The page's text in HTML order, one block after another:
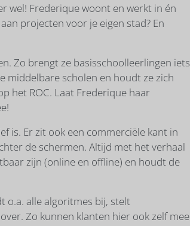
wel! Frederique woont en werkt in én
projecten voor je eigen stad? En
Zo brengt ze basisschoolleerlingen iets
middelbare scholen en houdt ze zich
het ROC. Laat Frederique haar
is. Er zit ook een commerciële kant in
de schermen. Altijd met het verhaal
zijn (online en offline) en houdt de
o.a. alle algoritmes bij, stelt
Zo kunnen klanten hier ook zelf mee